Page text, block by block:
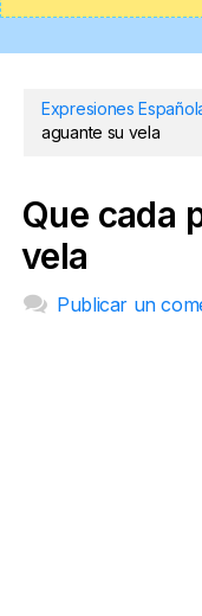
Expresiones
aguante su vela
Que cada
vela
Publicar un